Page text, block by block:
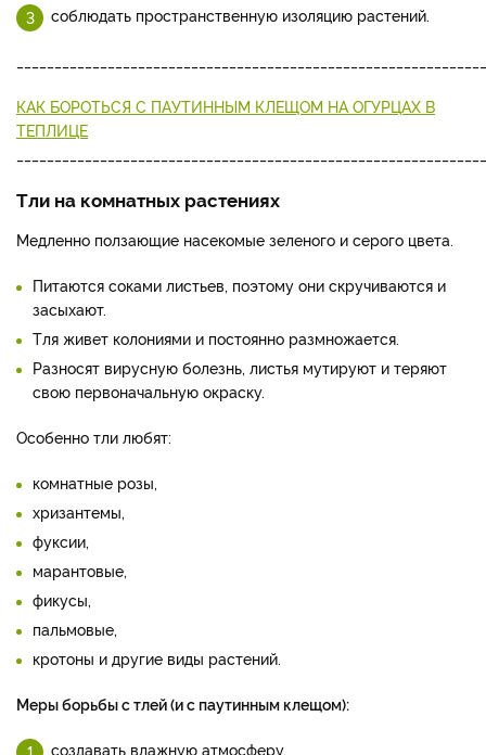
соблюдать пространственную изоляцию растений.
КАК БОРОТЬСЯ С ПАУТИННЫМ КЛЕЩОМ НА ОГУРЦАХ В
ТЕПЛИЦЕ
Тли на комнатных растениях
Медленно ползающие насекомые зеленого и серого цвета.
Питаются соками листьев, поэтому они скручиваются и
засыхают.
Тля живет колониями и постоянно размножается.
Разносят вирусную болезнь, листья мутируют и теряют
свою первоначальную окраску.
Особенно тли любят:
комнатные розы,
хризантемы,
фуксии,
марантовые,
фикусы,
пальмовые,
кротоны и другие виды растений.
Меры борьбы с тлей (и с паутинным клещом):
создавать влажную атмосферу,